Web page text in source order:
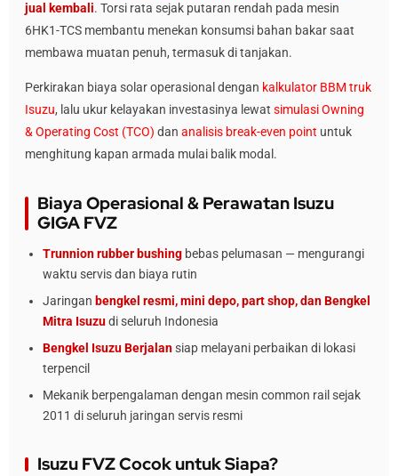
jual kembali. Torsi rata sejak putaran rendah pada mesin
6HK1-TCS membantu menekan konsumsi bahan bakar saat
membawa muatan penuh, termasuk di tanjakan.
Perkirakan biaya solar operasional dengan kalkulator BBM truk
Isuzu, lalu ukur kelayakan investasinya lewat simulasi Owning
& Operating Cost (TCO) dan analisis break-even point untuk
menghitung kapan armada mulai balik modal.
Biaya Operasional & Perawatan Isuzu
GIGA FVZ
Trunnion rubber bushing bebas pelumasan — mengurangi
waktu servis dan biaya rutin
Jaringan bengkel resmi, mini depo, part shop, dan Bengkel
Mitra Isuzudi seluruh Indonesia
Bengkel Isuzu Berjalansiap melayani perbaikan di lokasi
terpencil
Mekanik berpengalaman dengan mesin common rail sejak
2011 di seluruh jaringan servis resmi
Isuzu FVZ Cocok untuk Siapa?